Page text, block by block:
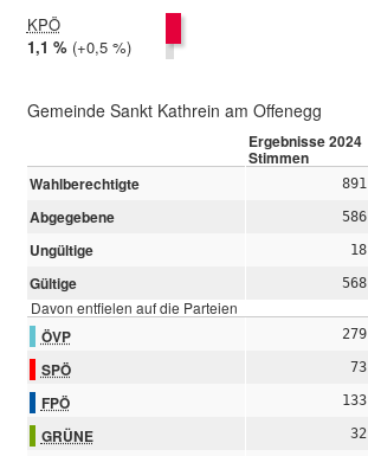
KPÖ
2024:
1,1 %
2019:
0,6 %
Differenz:
+0,5 %
Gemeinde Sankt Kathrein am Offenegg
Ergebnisse 2024
Stimmen
Wahlberechtigte
891
Abgegebene 586
Ungültige 18
Gültige 568
Davon entfielen auf die Parteien
ÖVP 279
SPÖ 73
FPÖ 133
GRÜNE 32